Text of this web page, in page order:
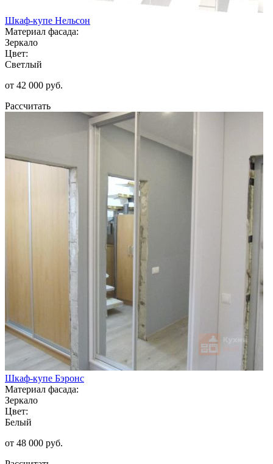
Шкаф-купе Нельсон
Материал фасада:
Зеркало
Цвет:
Светлый
от 42 000 руб.
Рассчитать
Шкаф-купе Бэронс
Материал фасада:
Зеркало
Цвет:
Белый
от 48 000 руб.